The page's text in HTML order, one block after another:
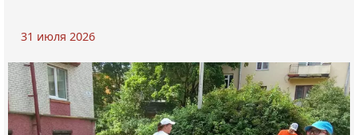
31 июля 2026